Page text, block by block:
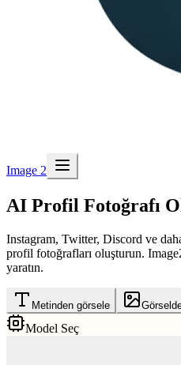
Image 2
AI Profil Fotoğrafı
Instagram, Twitter, Discord ve
profil fotoğrafları oluşturun.
yaratın.
Metinden görsele
Model Seç